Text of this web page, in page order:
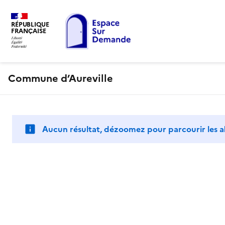
RÉPUBLIQUE
FRANÇAISE
Commune d’Aureville
Aucun résultat, dézoomez pour parcourir les